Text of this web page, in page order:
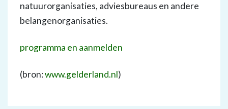
natuurorganisaties, adviesbureaus en andere
belangenorganisaties.
programma en aanmelden
(bron:www.gelderland.nl)